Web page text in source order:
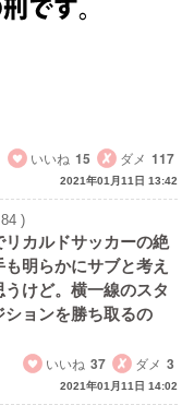
いいね 15 ダメ 117
2021年01月11日 13:42
)
カルドサッカーの絶
明らかにサブと考え
けど。横一線のスタ
ョンを勝ち取るの
いいね 37 ダメ 3
2021年01月11日 14:02